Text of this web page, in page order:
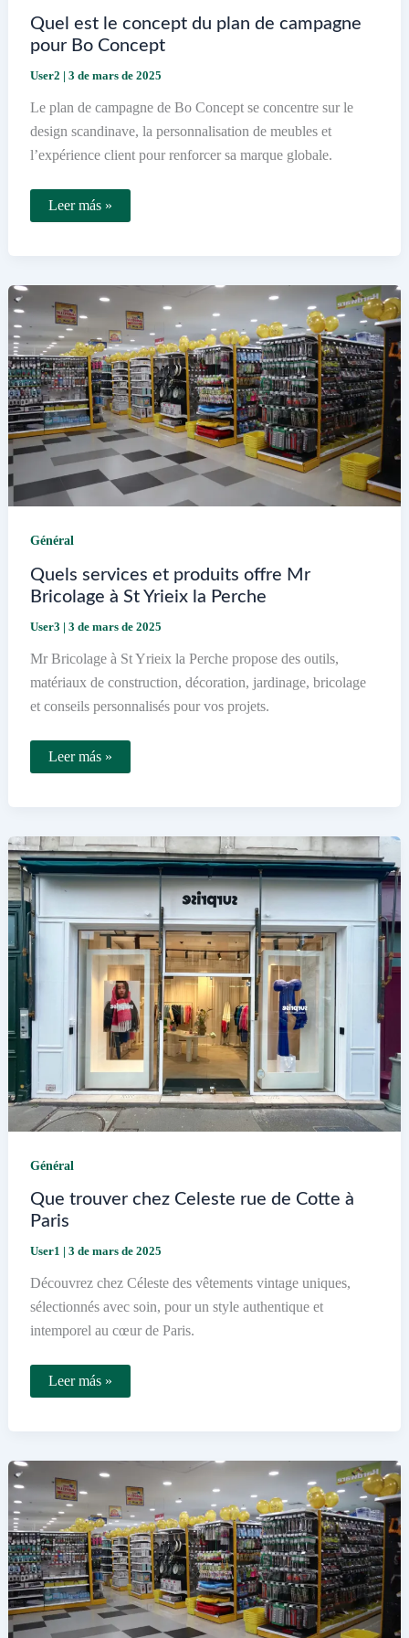
Quel est le concept du plan de campagne
pour Bo Concept
User2 | 3 de mars de 2025
Le plan de campagne de Bo Concept se concentre sur le
design scandinave, la personnalisation de meubles et
l’expérience client pour renforcer sa marque globale.
Quel
est
campagne
pour
Bo
Concept
Leer más »
Général
Quels services et produits offre Mr
Bricolage à St Yrieix la Perche
User3 | 3 de mars de 2025
Mr Bricolage à St Yrieix la Perche propose des outils,
matériaux de construction, décoration, jardinage, bricolage
et conseils personnalisés pour vos projets.
Quels
services
Bricolage
à
St
Yrieix
Perche
Leer más »
Général
Que trouver chez Celeste rue de Cotte à
Paris
User1 | 3 de mars de 2025
Découvrez chez Céleste des vêtements vintage uniques,
sélectionnés avec soin, pour un style authentique et
intemporel au cœur de Paris.
Que
trouver
à
Paris
Leer más »